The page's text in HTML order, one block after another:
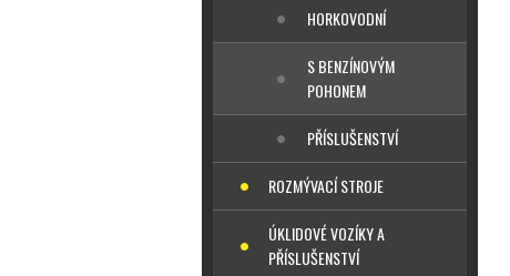
HORKOVODNÍ
S BENZÍNOVÝM
POHONEM
PŘÍSLUŠENSTVÍ
ROZMÝVACÍ STROJE
ÚKLIDOVÉ VOZÍKY A
PŘÍSLUŠENSTVÍ